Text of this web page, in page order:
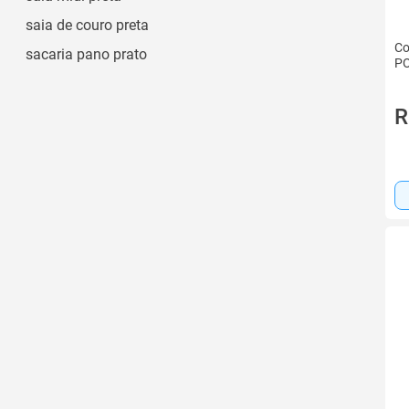
saia de couro preta
sacaria pano prato